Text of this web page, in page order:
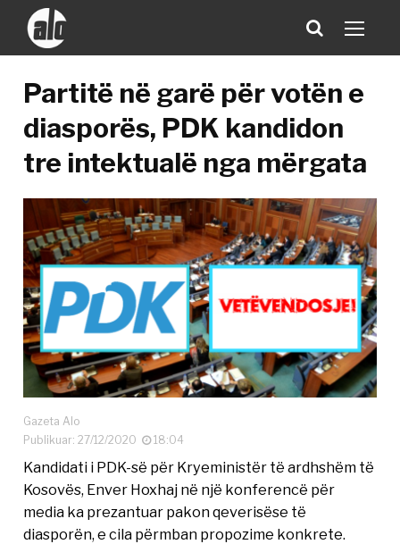
Partitë në garë për votën e
diasporës, PDK kandidon
tre intektualë nga mërgata
Gazeta Alo
Publikuar: 27/12/2020
18:04
Kandidati i PDK-së për Kryeministër të ardhshëm të
Kosovës, Enver Hoxhaj në një konferencë për
media ka prezantuar pakon qeverisëse të
diasporën, e cila përmban propozime konkrete.